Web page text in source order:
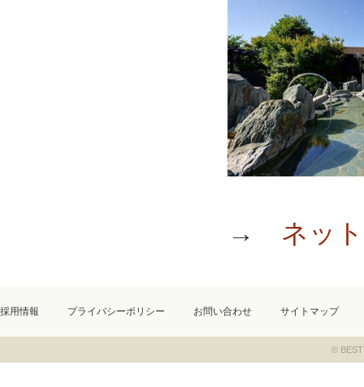
→ ネッ
採用情報 プライバシーポリシー お問い合わせ サイトマップ
© BEST